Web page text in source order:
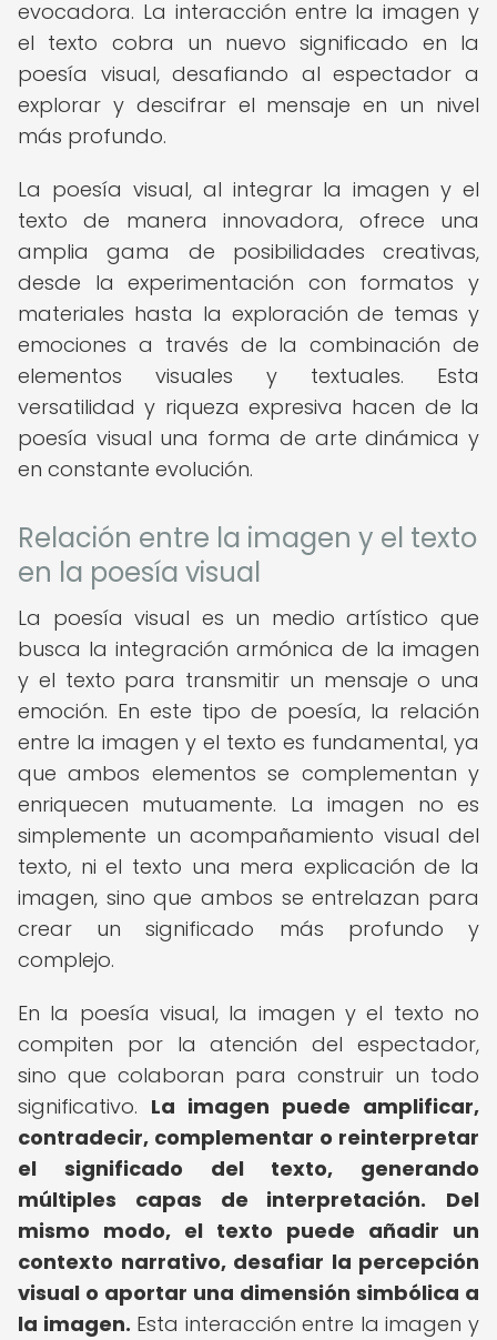
evocadora. La interacción entre la imagen y
el texto cobra un nuevo significado en la
poesía visual, desafiando al espectador a
explorar y descifrar el mensaje en un nivel
más profundo.
La poesía visual, al integrar la imagen y el
texto de manera innovadora, ofrece una
amplia gama de posibilidades creativas,
desde la experimentación con formatos y
materiales hasta la exploración de temas y
emociones a través de la combinación de
elementos visuales y textuales. Esta
versatilidad y riqueza expresiva hacen de la
poesía visual una forma de arte dinámica y
en constante evolución.
Relación entre la imagen y el texto
en la poesía visual
La poesía visual es un medio artístico que
busca la integración armónica de la imagen
y el texto para transmitir un mensaje o una
emoción. En este tipo de poesía, la relación
entre la imagen y el texto es fundamental, ya
que ambos elementos se complementan y
enriquecen mutuamente. La imagen no es
simplemente un acompañamiento visual del
texto, ni el texto una mera explicación de la
imagen, sino que ambos se entrelazan para
crear un significado más profundo y
complejo.
En la poesía visual, la imagen y el texto no
compiten por la atención del espectador,
sino que colaboran para construir un todo
significativo. La imagen puede amplificar,
contradecir, complementar o reinterpretar
el significado del texto, generando
múltiples capas de interpretación.
Del
mismo modo, el texto puede añadir un
contexto narrativo, desafiar la percepción
visual o aportar una dimensión simbólica a
la imagen. Esta interacción entre la imagen y